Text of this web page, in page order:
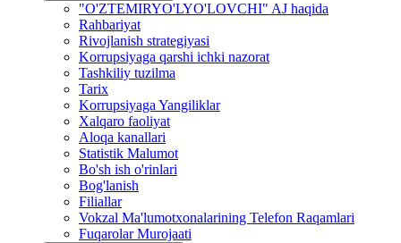
"O'ZTEMIRYO'LYO'LOVCHI" AJ haqida
Rahbariyat
Rivojlanish strategiyasi
Korrupsiyaga qarshi ichki nazorat
Tashkiliy tuzilma
Tarix
Korrupsiyaga Yangiliklar
Xalqaro faoliyat
Aloqa kanallari
Statistik Malumot
Bo'sh ish o'rinlari
Bog'lanish
Filiallar
Vokzal Ma'lumotxonalarining Telefon Raqamlari
Fuqarolar Murojaati